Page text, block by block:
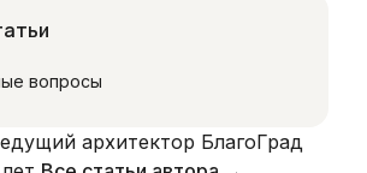
вопросы
архитектор БлагоГрад